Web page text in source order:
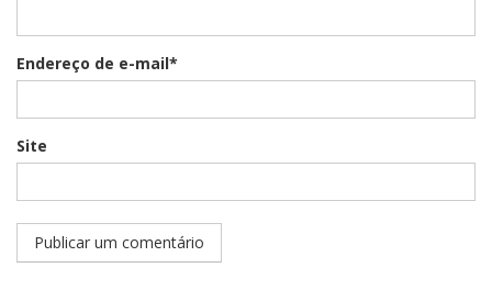
Endereço de e-mail*
Site